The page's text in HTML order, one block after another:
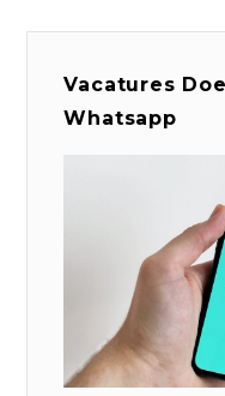
Vacatures
Whatsapp